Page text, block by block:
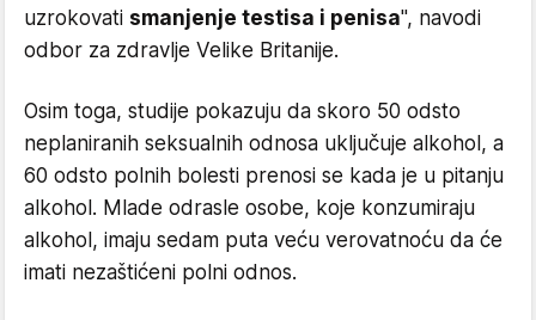
uzrokovati smanjenje testisa i penisa", navodi
odbor za zdravlje Velike Britanije.
Osim toga, studije pokazuju da skoro 50 odsto
neplaniranih seksualnih odnosa uključuje alkohol, a
60 odsto polnih bolesti prenosi se kada je u pitanju
alkohol. Mlade odrasle osobe, koje konzumiraju
alkohol, imaju sedam puta veću verovatnoću da će
imati nezaštićeni polni odnos.